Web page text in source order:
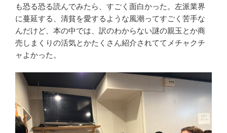
も恐る恐る読んでみたら、すごく面白かった。左派業界
に蔓延する、清貧を愛するような風潮ってすごく苦手な
んだけど、本の中では、訳のわからない謎の親玉とか商
売しまくりの活気とかたくさん紹介されててメチャクチ
ャよかった。